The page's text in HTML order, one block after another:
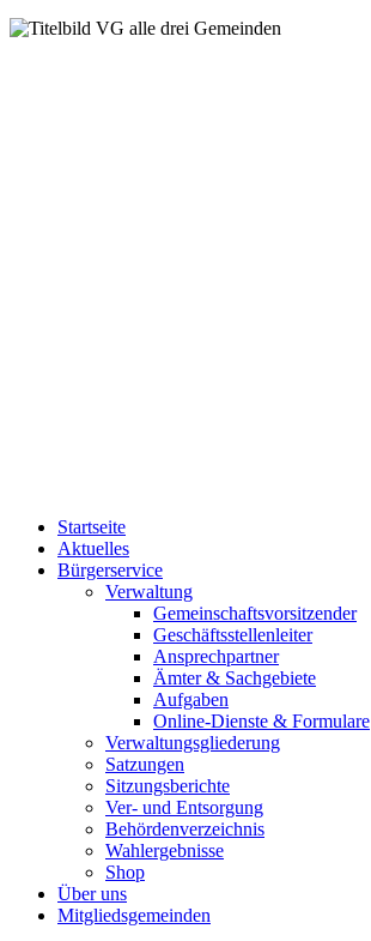
Startseite
Aktuelles
Bürgerservice
Verwaltung
Gemeinschaftsvorsitzender
Geschäftsstellenleiter
Ansprechpartner
Ämter & Sachgebiete
Aufgaben
Online-Dienste & Formulare
Verwaltungsgliederung
Satzungen
Sitzungsberichte
Ver- und Entsorgung
Behördenverzeichnis
Wahlergebnisse
Shop
Über uns
Mitgliedsgemeinden